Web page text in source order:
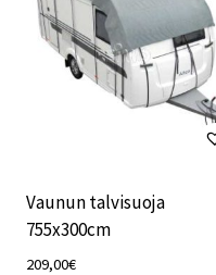
Vaunun talvisuoja
755x300cm
209,00€